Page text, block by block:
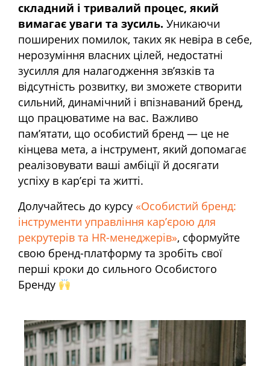
складний і тривалий процес, який
вимагає уваги та зусиль. Уникаючи
поширених помилок, таких як невіра в себе,
нерозуміння власних цілей, недостатні
зусилля для налагодження зв’язків та
відсутність розвитку, ви зможете створити
сильний, динамічний і впізнаваний бренд,
що працюватиме на вас. Важливо
пам’ятати, що особистий бренд — це не
кінцева мета, а інструмент, який допомагає
реалізовувати ваші амбіції й досягати
успіху в кар’єрі та житті.
Долучайтесь до курсу «Особистий бренд:
інструменти управління карʼєрою для
рекрутерів та HR-менеджерів», сформуйте
свою бренд-платформу та зробіть свої
перші кроки до сильного Особистого
Бренду